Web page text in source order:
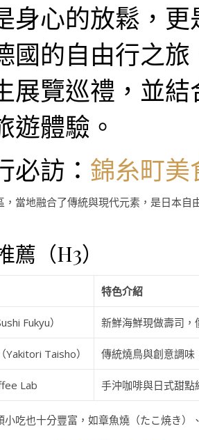
身心的放鬆，
國的自由行之
展覽巡禮，並
遊體驗。
必訪： 錦糸町美
當地融合了傳統與現代元素，是日本
薦（H3）
特色介紹
Fukyu） 新鮮海鮮現做壽司，
Yakitori Taisho） 傳統燒鳥與創意調
Lab 手沖咖啡與日式甜
吃也十分豐富，如章魚燒（たこ焼き